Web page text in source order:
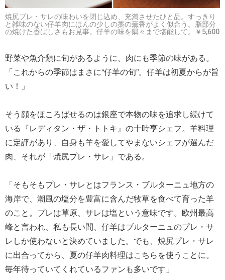
焼尻プレ・サレの味わいを閉じ込め、充満させたひと品。すっきり
と雑味のない仔羊肉にほんの少しの藁の薫香がよく似合う。脂部分
の焼けた香ばしさもお見事。仔羊の味を隅々まで堪能して。￥5,600
野菜や魚介類に旬があるように、肉にも季節の味がある。
「これからの季節はまさに“仔羊の旬”。仔羊は初夏からが旨
い！」
そう顔をほころばせるのは銀座で本物の味を追求し続けて
いる『レディタン・ザ・トトキ』の十時亨シェフ。羊料理
に定評があり、自身も羊を愛してやまないシェフが選んだ
肉、それが「焼尻プレ・サレ」である。
「そもそもプレ・サレとはフランス・ブルターニュ地方の
海岸で、潮風の塩分を豊富に含んだ牧草を食べて育った羊
のこと。プレは草原、サレは塩という意味です。欧州最高
峰と言われ、私も長い間、仔羊はブルターニュのプレ・サ
レしか使わないと決めていました。でも、焼尻プレ・サレ
に出合ってから、夏の仔羊肉料理はこちらを使うことに。
毎年待っていてくれているファンも多いです」